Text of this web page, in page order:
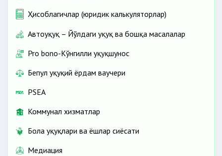
Ҳисоблагичлар (юридик калькуляторлар)
Автоҳуқуқ – Йўлдаги ҳуқуқ ва бошқа масалалар
Pro bono-Кўнгилли ҳуқуқшунос
Бепул ҳуқуқий ёрдам ваучери
PSEA
Коммунал хизматлар
Бола ҳуқуқлари ва ёшлар сиёсати
Медиация